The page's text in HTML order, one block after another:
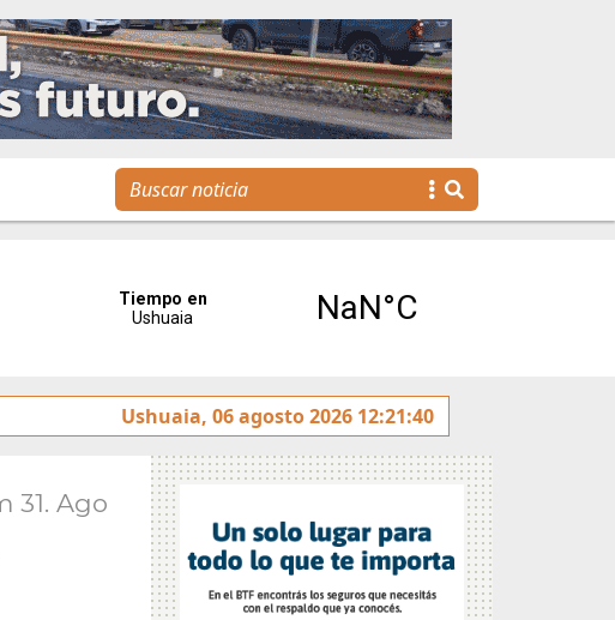
de Emprender TDF Gaspar Benegas presentará este
Ushuaia, 06 agosto 2026 12:21:40
31. Ago